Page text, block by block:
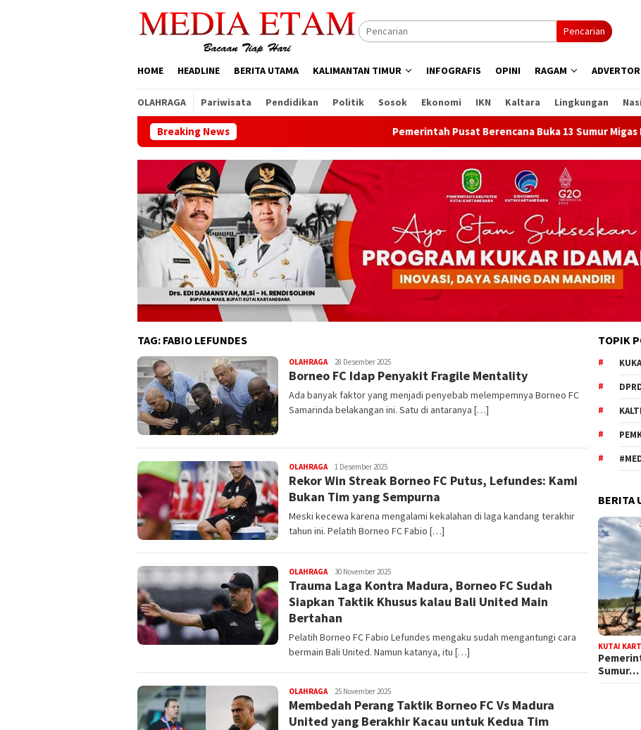
Pencarian
HOME HEADLINE BERITA UTAMA KALIMANTAN TIMUR INFOGRAFIS OPINI RAGAM
OLAHRAGA Pariwisata Pendidikan Politik Sosok Ekonomi IKN Kaltara Lingkungan
Breaking News Pemerintah Pusat Berencana Buka 13 Sumur Migas Baru di
TAG: FABIO LEFUNDES
OLAHRAGAeditoredaksi
28 Desember 2025
Borneo FC Idap Penyakit Fragile Mentality
Ada banyak faktor yang menjadi penyebab melempemnya Borneo FC
Samarinda belakangan ini. Satu di antaranya […]
OLAHRAGAeditoredaksi
1 Desember 2025
Rekor Win Streak Borneo FC Putus, Lefundes: Kami
Bukan Tim yang Sempurna
Meski kecewa karena mengalami kekalahan di laga kandang terakhir
tahun ini. Pelatih Borneo FC Fabio […]
OLAHRAGAeditoredaksi
30 November 2025
Trauma Laga Kontra Madura, Borneo FC Sudah
Siapkan Taktik Khusus kalau Bali United Main
Bertahan
Pelatih Borneo FC Fabio Lefundes mengaku sudah mengantungi cara
bermain Bali United. Namun katanya, itu […]
OLAHRAGAeditoredaksi
25 November 2025
Membedah Perang Taktik Borneo FC Vs Madura
United yang Berakhir Kacau untuk Kedua Tim
TOPIK
BERITA
KUTAI
Sumur…